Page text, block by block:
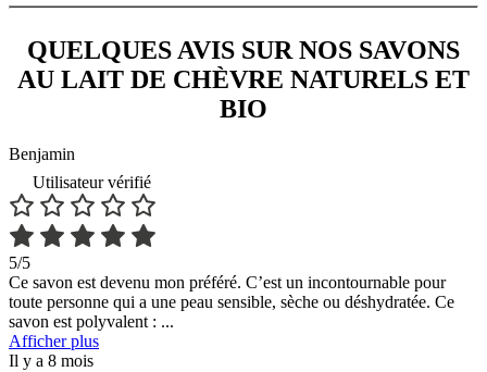
QUELQUES AVIS SUR NOS SAVONS
AU LAIT DE CHÈVRE NATURELS ET
BIO
Benjamin
Utilisateur vérifié
5/5
Ce savon est devenu mon préféré. C’est un incontournable pour
toute personne qui a une peau sensible, sèche ou déshydratée. Ce
savon est polyvalent : ...
Afficher plus
Il y a 8 mois